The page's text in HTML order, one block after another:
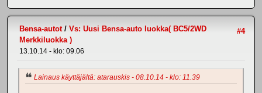
#4
Bensa-autot/ Vs: Uusi Bensa-auto luokka( BC5/2WD
Merkkiluokka )
13.10.14 - klo: 09.06
Lainaus käyttäjältä: atarauskis - 08.10.14 - klo: 11.39